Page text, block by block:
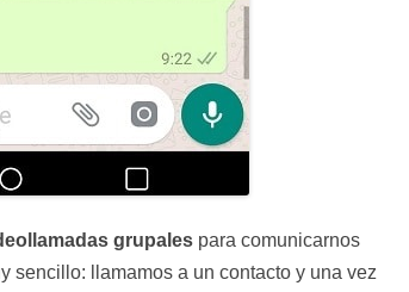
grupales para comunicarnos
sencillo: llamamos a un contacto y una vez